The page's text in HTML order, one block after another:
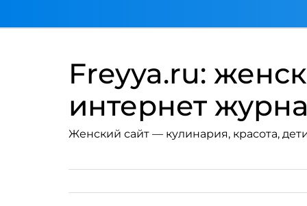
Freyya.ru:
интернет
Женский сайт — кулинария, красота,